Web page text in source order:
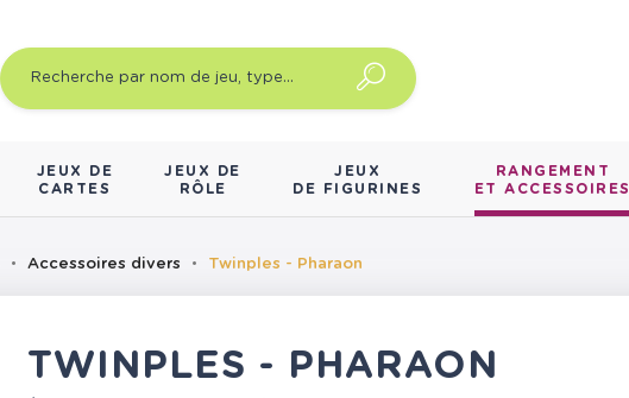
JEUX DE
CARTES
JEUX DE
RÔLE
JEUX
DE FIGURINES
RANGEMENT
ET ACCESSOIRES
Accessoires divers Twinples - Pharaon
TWINPLES - PHARAON